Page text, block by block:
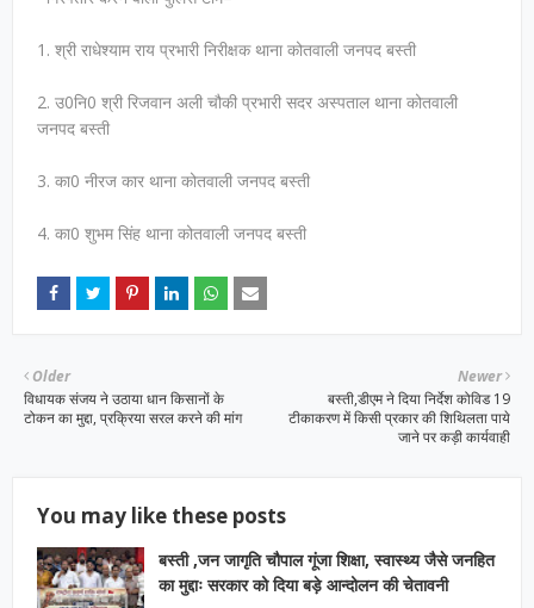
1. श्री राधेश्याम राय प्रभारी निरीक्षक थाना कोतवाली जनपद बस्ती
2. उ0नि0 श्री रिजवान अली चौकी प्रभारी सदर अस्पताल थाना कोतवाली
जनपद बस्ती
3. का0 नीरज कार थाना कोतवाली जनपद बस्ती
4. का0 शुभम सिंह थाना कोतवाली जनपद बस्ती
Newer
बस्ती,डीएम ने दिया निर्देश कोविड 19
टीकाकरण में किसी प्रकार की शिथिलता पाये
जाने पर कड़ी कार्यवाही
Older
विधायक संजय ने उठाया धान किसानों के
टोकन का मुद्दा, प्रक्रिया सरल करने की मांग
You may like these posts
बस्ती ,जन जागृति चौपाल गूंजा शिक्षा, स्वास्थ्य जैसे जनहित
का मुद्दाः सरकार को दिया बड़े आन्दोलन की चेतावनी